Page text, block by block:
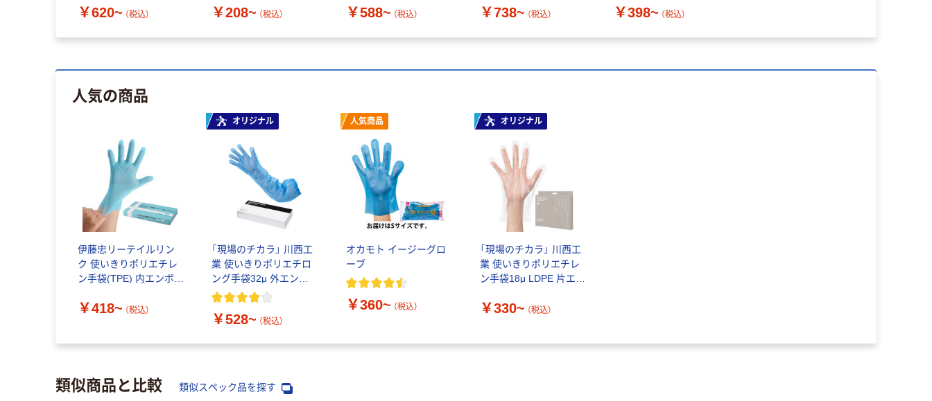
￥620~ （税込） ￥208~ （税込） ￥588~ （税込） ￥738~ （税込） ￥398~ （税込）
人気の商品
伊藤忠リーテイルリン
ク 使いきりポリエチレ
ン手袋(TPE) 内エンボス
￥418~ （税込）
オリジナル
「現場のチカラ」 川西工
業 使いきりポリエチロ
ング手袋32μ 外エンボ
ス サイズフリー 30枚入
￥528~ （税込）
人気商品
オカモト イージーグロ
ーブ
￥360~ （税込）
オリジナル
「現場のチカラ」 川西工
業 使いきりポリエチレ
ン手袋18μ LDPE 片エン
￥330~ （税込）
類似商品と比較 類似スペック品を探す